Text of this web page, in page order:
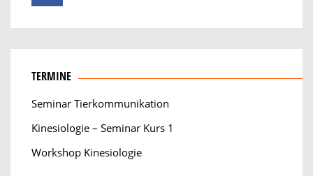
TERMINE
Seminar Tierkommunikation
Kinesiologie – Seminar Kurs 1
Workshop Kinesiologie